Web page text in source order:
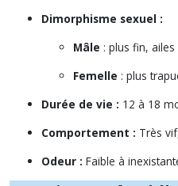
Dimorphisme sexuel :
Mâle : plus fin,
Femelle : plus
Durée de vie : 12 à 18
Comportement : Très
Odeur : Faible à